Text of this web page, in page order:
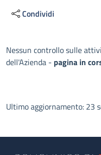
Condividi
Descrizione
Nessun controllo sulle
dell'Azienda - pagina in
Ultimo aggiornamento: 23